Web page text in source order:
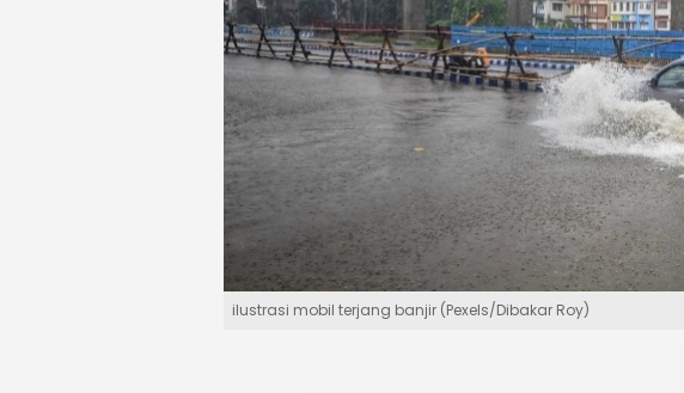
ilustrasi mobil terjang banjir (Pexels/Dibakar Roy)